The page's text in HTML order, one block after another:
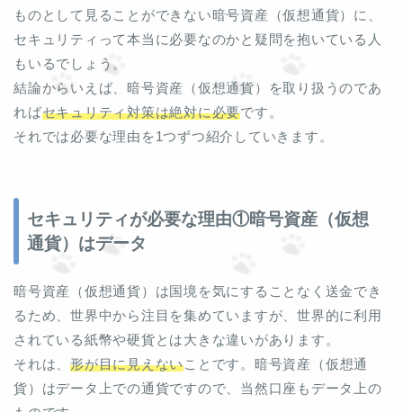
ものとして見ることができない暗号資産（仮想通貨）に、
セキュリティって本当に必要なのかと疑問を抱いている人
もいるでしょう。
結論からいえば、暗号資産（仮想通貨）を取り扱うのであ
ればセキュリティ対策は絶対に必要です。
それでは必要な理由を1つずつ紹介していきます。
セキュリティが必要な理由①暗号資産（仮想
通貨）はデータ
暗号資産（仮想通貨）は国境を気にすることなく送金でき
るため、世界中から注目を集めていますが、世界的に利用
されている紙幣や硬貨とは大きな違いがあります。
それは、形が目に見えないことです。暗号資産（仮想通
貨）はデータ上での通貨ですので、当然口座もデータ上の